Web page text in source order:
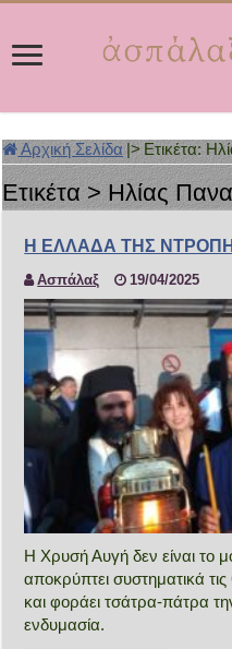
Αρχική Σελίδα |> Ετικέτα:
Ετικέτα >Ηλίας
Η ΕΛΛΑΔΑ ΤΗΣ
Ασπάλαξ 19/04/2025
Η Χρυσή Αυγή δεν είναι το
αποκρύπτει συστηματικά
και φοράει τσάτρα-πάτρα
ενδυμασία.